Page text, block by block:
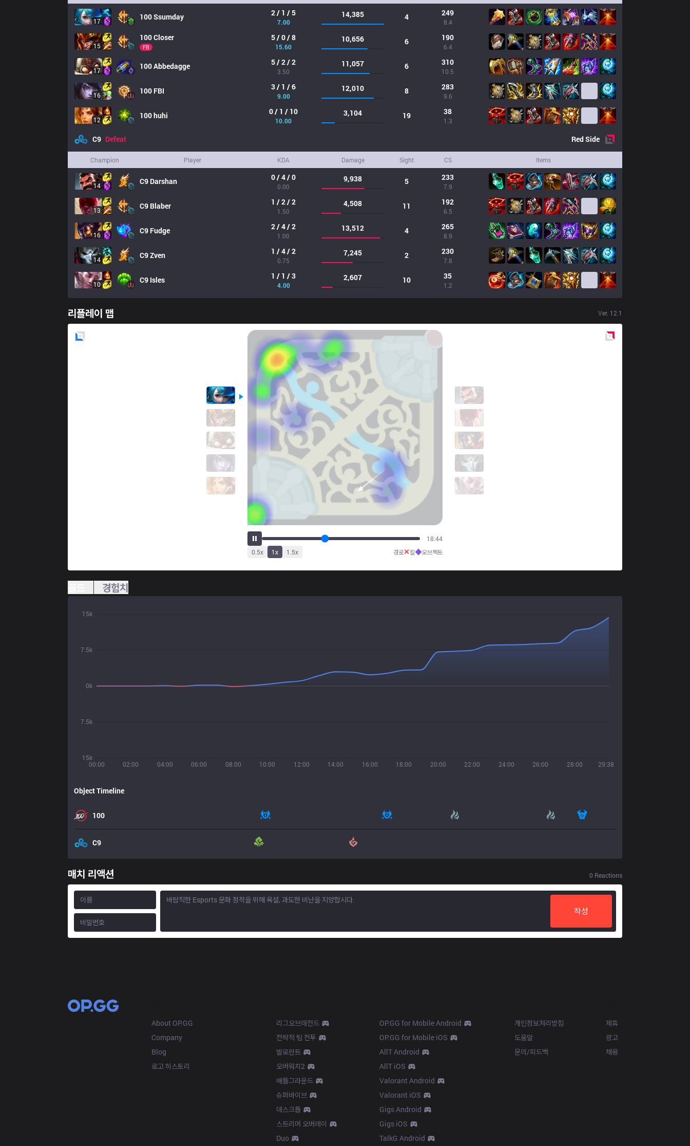
17 100Ssumday 2 / 1 / 5
7.00
14,385 4 249
8.4
15
100Closer
FB
5 / 0 / 8
15.60
10,656 6 190
6.4
17 100Abbedagge 5 / 2 / 2
3.50
11,057 6 310
10.5
16 100 FBI 3 / 1 / 6
9.00
12,010 8 283
9.6
12 100huhi 0 / 1 / 10
10.00
3,104 19 38
1.3
C9 Defeat RedSide
Champion Player KDA Damage Sight CS Items
14 C9 Darshan 0 / 4 / 0
0.00
9,938 5 233
7.9
13 C9 Blaber 1 / 2 / 2
1.50
4,508 11 192
6.5
16 C9 Fudge 2 / 4 / 2
1.00
13,512 4 265
8.9
14 C9Zven 1 / 4 / 2
0.75
7,245 2 230
7.8
10 C9 Isles 1 / 1 / 3
4.00
2,607 10 35
1.2
리플레이 맵 Ver. 12.1
23:28
0.5x 1x 1.5x 경로✕킬◆오브젝트
경험치
00:00 02:00 04:00 06:00 08:00 10:00 12:00 14:00 16:00 18:00 20:00 22:00 24:00 26:00 28:00 29:38
15k
7.5k
0k
7.5k
15k
Object Timeline
100
C9
매치 리액션 0 Reactions
작성
About OP.GG
Company
Blog
로고 히스토리
리그오브레전드
전략적 팀 전투
발로란트
오버워치2
배틀그라운드
슈퍼바이브
데스크톱
스트리머 오버레이
Duo
OP.GG for Mobile Android
OP.GG for Mobile iOS
AllT Android
AllT iOS
Valorant Android
Valorant iOS
Gigs Android
Gigs iOS
TalkG Android
개인정보처리방침
도움말
문의/피드백
제휴
광고
채용